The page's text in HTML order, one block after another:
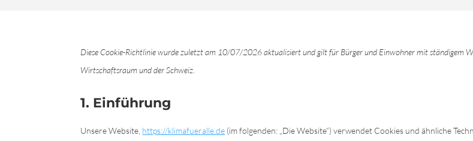
Diese Cookie-Richtlinie wurde zuletzt am 10/07/2026 aktualisiert und gilt für Bürger und Einwohner mit ständigem
Wirtschaftsraum und der Schweiz.
1. Einführung
Unsere Website, https://klimafueralle.de (im folgenden: „Die Website“) verwendet Cookies und ähnliche